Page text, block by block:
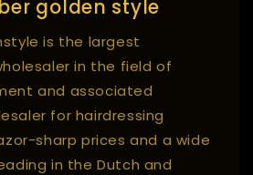
golden style
is the largest
in the field of
and associated
for hairdressing
sharp prices and a wide
in the Dutch and